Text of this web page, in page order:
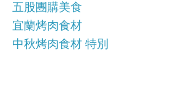
五股團購美食
宜蘭烤肉食材
中秋烤肉食材 特別